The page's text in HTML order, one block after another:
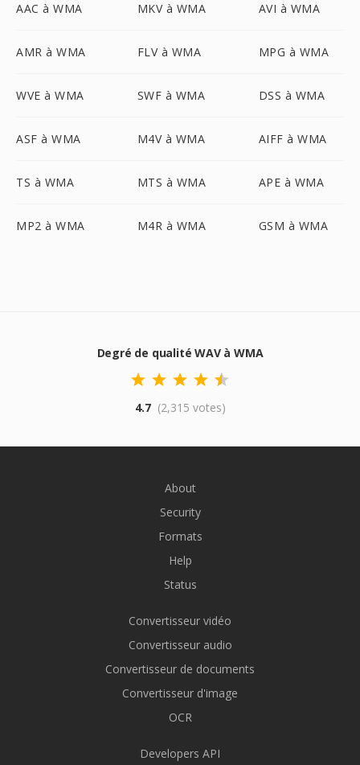
AAC à WMA MKV à WMA AVI à WMA
AMR à WMA FLV à WMA MPG à WMA
WVE à WMA SWF à WMA DSS à WMA
ASF à WMA M4V à WMA AIFF à WMA
TS à WMA MTS à WMA APE à WMA
MP2 à WMA M4R à WMA GSM à WMA
Degré de qualité WAV à WMA
4.7 (2,315 votes)
About
Security
Formats
Help
Status
Convertisseur vidéo
Convertisseur audio
Convertisseur de documents
Convertisseur d'image
OCR
Developers API